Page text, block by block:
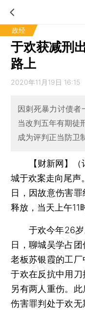
政经
于欢获减刑
路上
2020年11月19日 16:15
因刺死暴力讨债者
当改判五年有期徒
成为评判正当防卫
【财新网】（
城于欢案走向尾声
日，因故意伤害
释放，当天上午11
于欢今年26岁
日，聊城吴学占
老板苏银霞的工
于欢在反抗中用刀
另有两人重伤。
伤害罪判处于欢